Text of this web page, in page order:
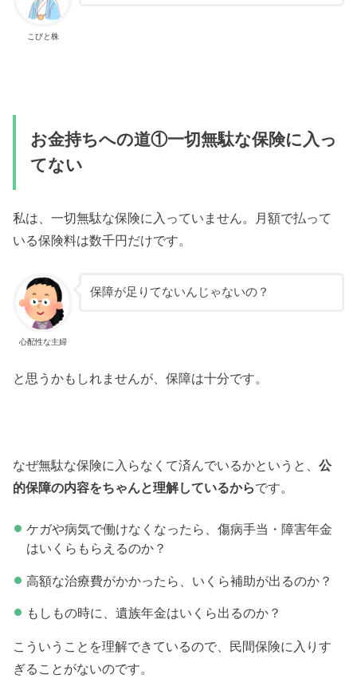
こびと株
お金持ちへの道①一切無駄な保険に入っ
てない
私は、一切無駄な保険に入っていません。月額で払って
いる保険料は数千円だけです。
心配性な主婦
保障が足りてないんじゃないの？
と思うかもしれませんが、保障は十分です。
なぜ無駄な保険に入らなくて済んでいるかというと、公
的保障の内容をちゃんと理解しているからです。
ケガや病気で働けなくなったら、傷病手当・障害年金
はいくらもらえるのか？
高額な治療費がかかったら、いくら補助が出るのか？
もしもの時に、遺族年金はいくら出るのか？
こういうことを理解できているので、民間保険に入りす
ぎることがないのです。